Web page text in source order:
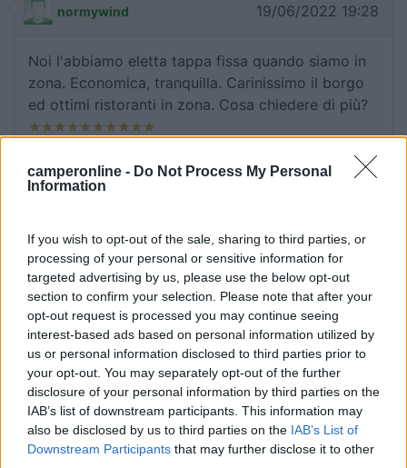
camperonline - Do Not Process My Personal
Information
If you wish to opt-out of the sale, sharing to third parties, or
processing of your personal or sensitive information for
targeted advertising by us, please use the below opt-out
section to confirm your selection. Please note that after your
opt-out request is processed you may continue seeing
interest-based ads based on personal information utilized by
us or personal information disclosed to third parties prior to
your opt-out. You may separately opt-out of the further
disclosure of your personal information by third parties on the
IAB’s list of downstream participants. This information may
also be disclosed by us to third parties on the IAB’s List of
Downstream Participants that may further disclose it to other
normywind 19/06/2022 19:28
Noi l'abbiamo eletta tappa fissa quando siamo in
zona. Economica, tranquilla. Carinissimo il borgo
ed ottimi ristoranti in zona. Cosa chiedere di più?
Solo di passaggio, ma ottima area con servizi e
gestori contattati telefonicamente disponibili e
gentili. Offagna è un bel borgo tranquillo, da
tornarci!
Accoglienza Caratteristiche Posizione Servizi
Wilder 23/04/2022 11:33